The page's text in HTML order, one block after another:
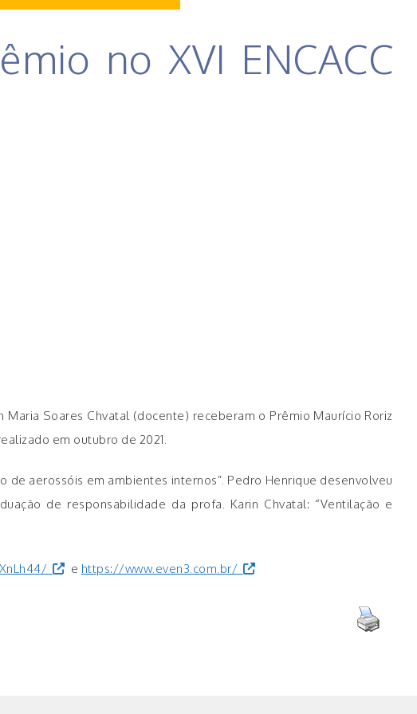
no XVI ENCACC
Soares Chvatal (docente) receberam o Prêmio Maurício Roriz
em outubro de 2021.
aerossóis em ambientes internos”. Pedro Henrique desenvolveu
de responsabilidade da profa. Karin Chvatal: “Ventilação e
e https://www.even3.com.br/